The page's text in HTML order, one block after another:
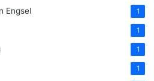
Engsel 1
1
1
1